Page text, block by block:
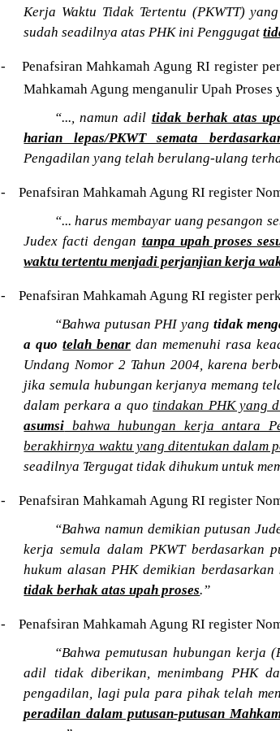
Kerja Waktu Tidak Tertentu (PKWTT)
sudah seadilnya atas PHK ini Penggugat
- Penafsiran Mahkamah Agung RI register
Mahkamah Agung menganulir Upah
“..., namun adil tidak berhak atas
harian lepas/PKWT semata
Pengadilan yang telah berulang-ulang
- Penafsiran Mahkamah Agung RI register
“... harus membayar uang pesangon
Judex facti dengan tanpa upah proses
waktu tertentu menjadi perjanjian kerja
- Penafsiran Mahkamah Agung RI register
“Bahwa putusan PHI yang tidak
a quotelah benar dan memenuhi rasa
Undang Nomor 2 Tahun 2004, karena
jika semula hubungan kerjanya memang
dalam perkara a quotindakan PHK yang
asumsi bahwa hubungan kerja antara
berakhirnya waktu yang ditentukan dalam
seadilnya Tergugat tidak dihukum untuk
- Penafsiran Mahkamah Agung RI register
“Bahwa namun demikian putusan
kerja semula dalam PKWT berdasarkan
hukum alasan PHK demikian berdasarkan
tidak berhak atas upah proses.”
- Penafsiran Mahkamah Agung RI register
“Bahwa pemutusan hubungan kerja
adil tidak diberikan, menimbang PHK
pengadilan, lagi pula para pihak telah
peradilan dalam putusan-putusan